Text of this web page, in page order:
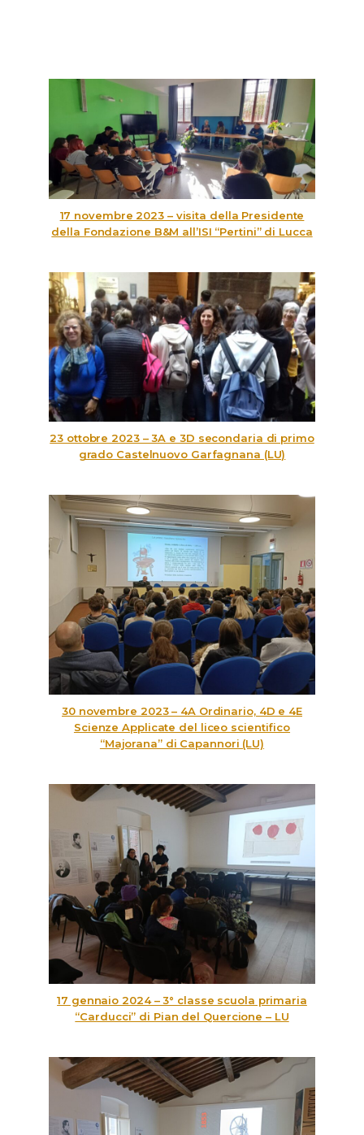
17 novembre 2023 – visita della Presidente
della Fondazione B&M all’ISI “Pertini” di Lucca
23 ottobre 2023 – 3A e 3D secondaria di primo
grado Castelnuovo Garfagnana (LU)
30 novembre 2023 – 4A Ordinario, 4D e 4E
Scienze Applicate del liceo scientifico
“Majorana” di Capannori (LU)
17 gennaio 2024 – 3° classe scuola primaria
“Carducci” di Pian del Quercione – LU